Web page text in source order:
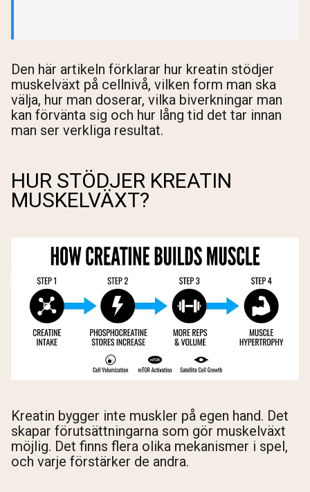
Den här artikeln förklarar hur kreatin stödjer
muskelväxt på cellnivå, vilken form man ska
välja, hur man doserar, vilka biverkningar man
kan förvänta sig och hur lång tid det tar innan
man ser verkliga resultat.
HUR STÖDJER KREATIN
MUSKELVÄXT?
Kreatin bygger inte muskler på egen hand. Det
skapar förutsättningarna som gör muskelväxt
möjlig. Det finns flera olika mekanismer i spel,
och varje förstärker de andra.